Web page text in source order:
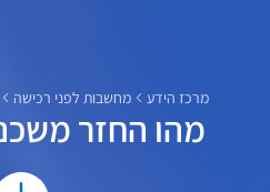
מרכז הידע מחשבות לפני רכישה
מהו החזר